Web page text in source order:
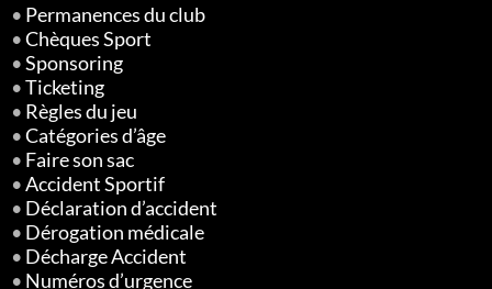
• Permanences du club
•Chèques Sport
•Sponsoring
•Ticketing
• Règles du jeu
•Catégories d’âge
• Faire son sac
•Accident Sportif
• Déclaration d’accident
• Dérogation médicale
• Décharge Accident
• Numéros d’urgence